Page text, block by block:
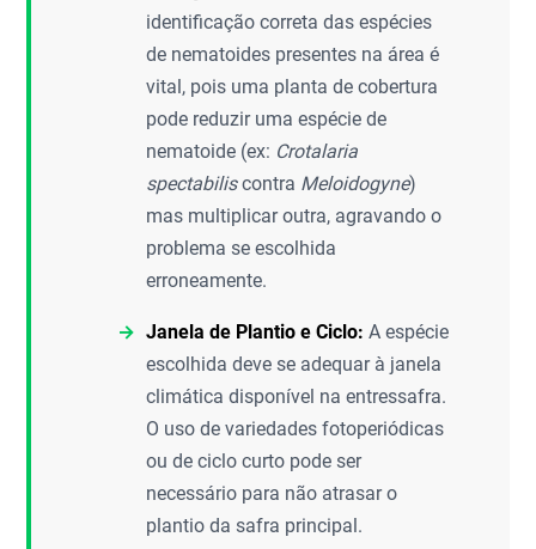
identificação correta das espécies
de nematoides presentes na área é
vital, pois uma planta de cobertura
pode reduzir uma espécie de
nematoide (ex: Crotalaria
spectabiliscontra Meloidogyne)
mas multiplicar outra, agravando o
problema se escolhida
erroneamente.
Janela de Plantio e Ciclo: A espécie
escolhida deve se adequar à janela
climática disponível na entressafra.
O uso de variedades fotoperiódicas
ou de ciclo curto pode ser
necessário para não atrasar o
plantio da safra principal.